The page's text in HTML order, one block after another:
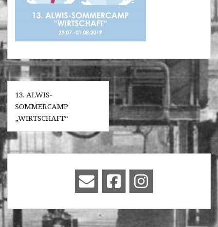
Beitragsnavigation
13. ALWIS-
SOMMERCAMP
„WIRTSCHAFT“